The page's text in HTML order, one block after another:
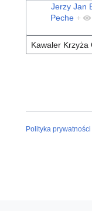
Jerzy Jan
Peche +
Polityka prywatności